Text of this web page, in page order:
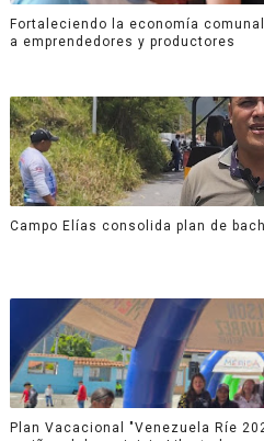
Fortaleciendo la economía
a emprendedores y productores
Campo Elías consolida plan de
Plan Vacacional "Venezuela Ríe